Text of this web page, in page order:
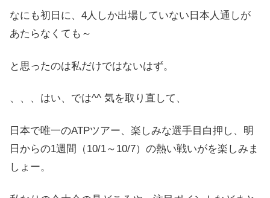
なにも初日に、4人しか出場していない日本人通しが
あたらなくても～
と思ったのは私だけではないはず。
、、、はい、では^^ 気を取り直して、
日本で唯一のATPツアー、楽しみな選手目白押し、明
日からの1週間（10/1～10/7）の熱い戦いがを楽しみま
しょー。